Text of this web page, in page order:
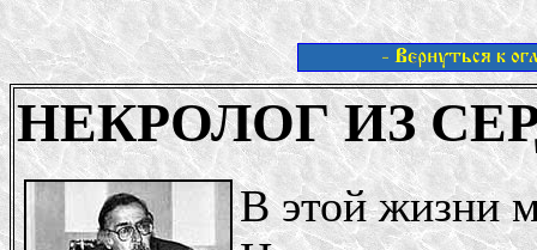
НЕКРОЛОГ ИЗ
В этой жизни